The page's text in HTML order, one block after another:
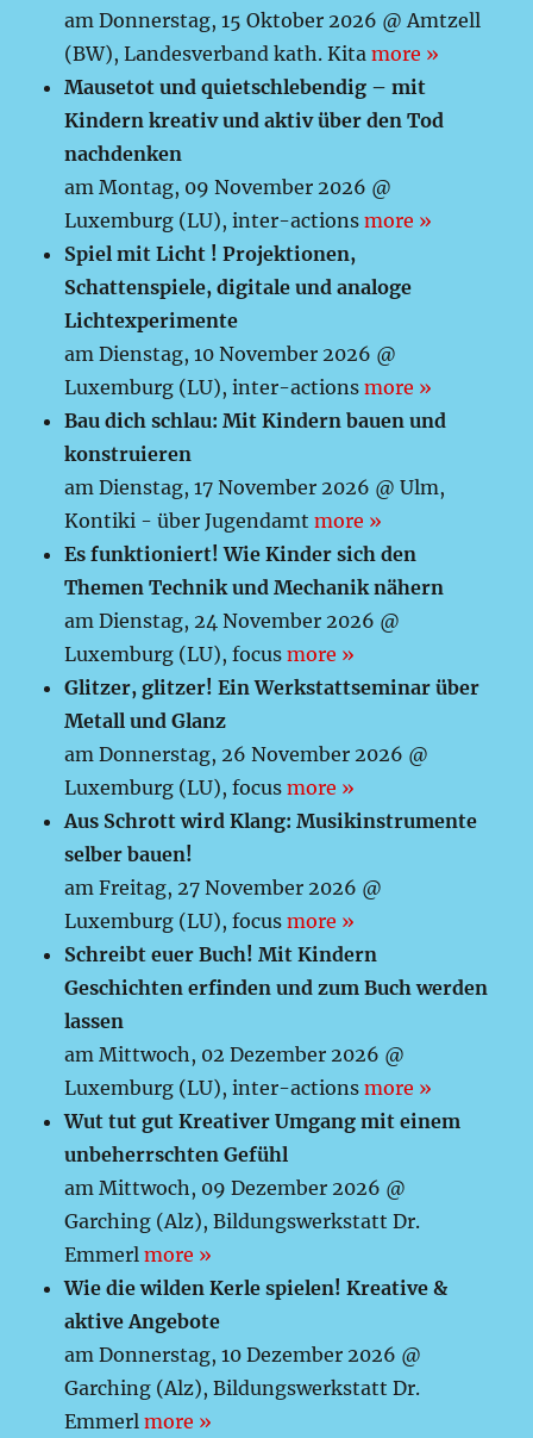
am Donnerstag, 15 Oktober 2026 @ Amtzell
(BW), Landesverband kath. Kitamore »
Mausetot und quietschlebendig – mit
Kindern kreativ und aktiv über den Tod
nachdenken
am Montag, 09 November 2026 @
Luxemburg (LU), inter-actionsmore »
Spiel mit Licht ! Projektionen,
Schattenspiele, digitale und analoge
Lichtexperimente
am Dienstag, 10 November 2026 @
Luxemburg (LU), inter-actionsmore »
Bau dich schlau: Mit Kindern bauen und
konstruieren
am Dienstag, 17 November 2026 @ Ulm,
Kontiki - über Jugendamtmore »
Es funktioniert! Wie Kinder sich den
Themen Technik und Mechanik nähern
am Dienstag, 24 November 2026 @
Luxemburg (LU), focusmore »
Glitzer, glitzer! Ein Werkstattseminar über
Metall und Glanz
am Donnerstag, 26 November 2026 @
Luxemburg (LU), focusmore »
Aus Schrott wird Klang: Musikinstrumente
selber bauen!
am Freitag, 27 November 2026 @
Luxemburg (LU), focusmore »
Schreibt euer Buch! Mit Kindern
Geschichten erfinden und zum Buch werden
lassen
am Mittwoch, 02 Dezember 2026 @
Luxemburg (LU), inter-actionsmore »
Wut tut gut Kreativer Umgang mit einem
unbeherrschten Gefühl
am Mittwoch, 09 Dezember 2026 @
Garching (Alz), Bildungswerkstatt Dr.
Emmerlmore »
Wie die wilden Kerle spielen! Kreative &
aktive Angebote
am Donnerstag, 10 Dezember 2026 @
Garching (Alz), Bildungswerkstatt Dr.
Emmerlmore »